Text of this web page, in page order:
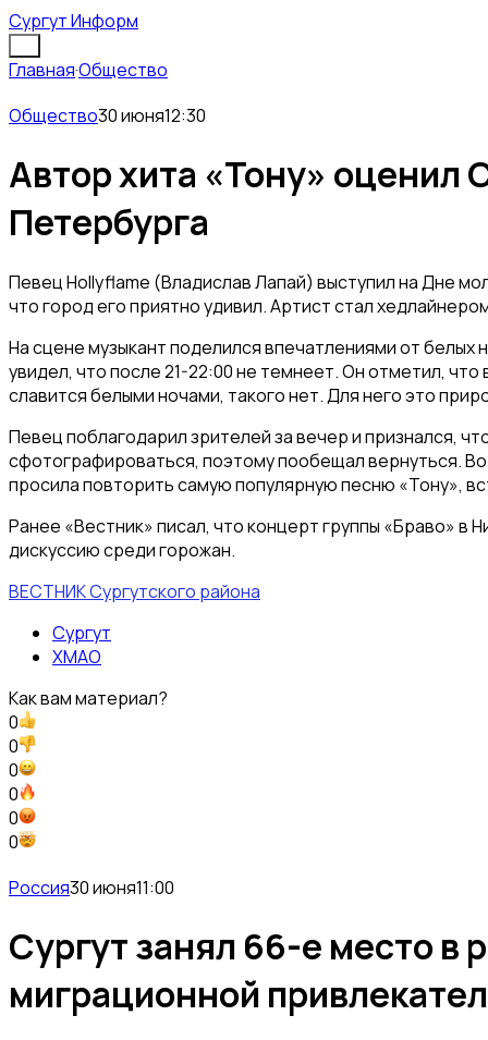
Сургут Информ
Главная·Общество
Общество30 июня12:30
Автор хита «Тону» оценил
Петербурга
Певец Hollyflame (Владислав Лапай) выступил на Дне
что город его приятно удивил. Артист стал
На сцене музыкант поделился впечатлениями от белых
увидел, что после 21-22:00 не темнеет. Он отметил,
славится белыми ночами, такого нет. Для него это
Певец поблагодарил зрителей за вечер и признался,
сфотографироваться, поэтому пообещал вернуться.
просила повторить самую популярную песню «Тону»,
Ранее «Вестник» писал, что концерт группы «Браво» в
дискуссию среди горожан.
ВЕСТНИК Сургутского района
Сургут
ХМАО
Как вам материал?
0
0
0
0
0
0
Россия30 июня11:00
Сургут занял 66-е место в
миграционной